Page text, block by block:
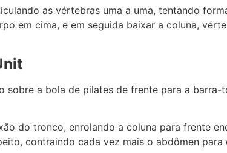
as vértebras uma a uma, tentando
em cima, e em seguida baixar a coluna,
sobre a bola de pilates de frente para a
do tronco, enrolando a coluna para frente
contraindo cada vez mais o abdômen para